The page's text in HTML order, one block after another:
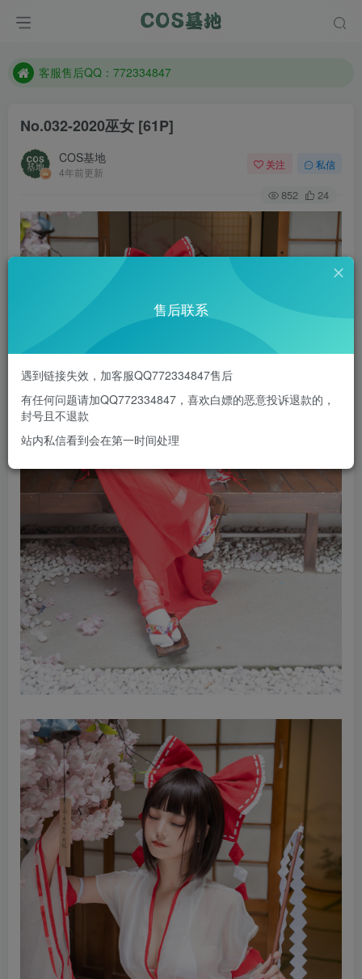
遇到任何问题加客服QQ：772334847
客服售后QQ：772334847
防失联：百度搜索《一七天佳》，实时查看最新站点。
No.032-2020巫女 [61P]
COS基地
4年前更新
关注 私信
852 24
售后联系
遇到链接失效，加客服QQ772334847售后
有任何问题请加QQ772334847，喜欢白嫖的恶意投诉退款的，
封号且不退款
站内私信看到会在第一时间处理